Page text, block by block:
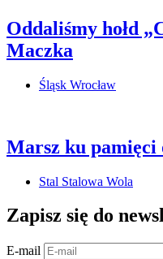
Oddaliśmy hołd
Maczka
Śląsk Wrocław
Marsz ku pamięci
Stal Stalowa Wola
Zapisz się do
E-mail